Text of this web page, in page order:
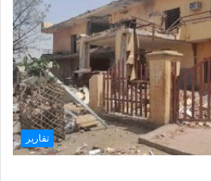
تقارير